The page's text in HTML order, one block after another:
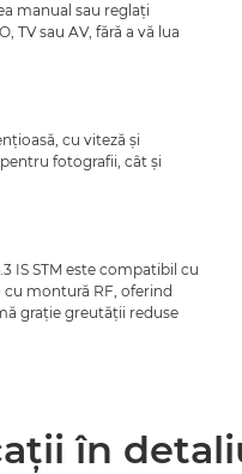
manual sau reglaţi
TV sau AV, fără a vă lua
cu viteză şi
fotografii, cât şi
IS STM este compatibil cu
montură RF, oferind
graţie greutăţii reduse
în